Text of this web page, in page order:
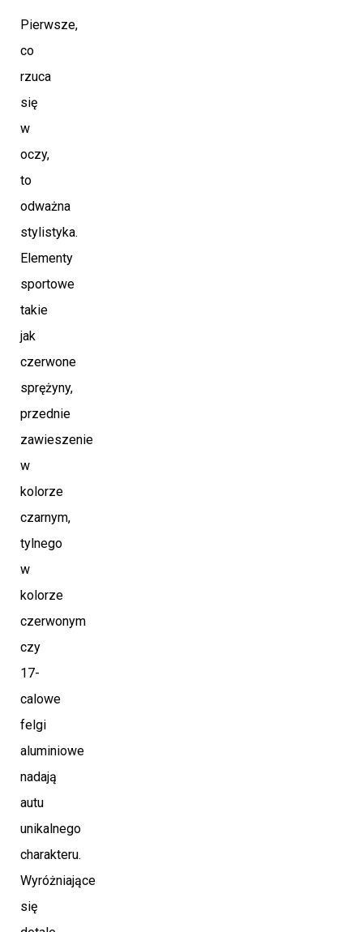
Pierwsze,
co
rzuca
się
w
oczy,
to
odważna
stylistyka.
Elementy
sportowe
takie
jak
czerwone
sprężyny,
przednie
zawieszenie
w
kolorze
czarnym,
tylnego
w
kolorze
czerwonym
czy
17-
calowe
felgi
aluminiowe
nadają
autu
unikalnego
charakteru.
Wyróżniające
się